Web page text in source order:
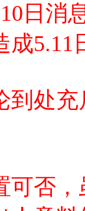
日消
成5.11
到处
可否